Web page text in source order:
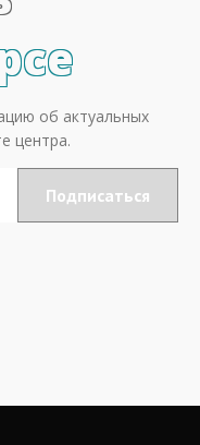
об актуальных
центра.